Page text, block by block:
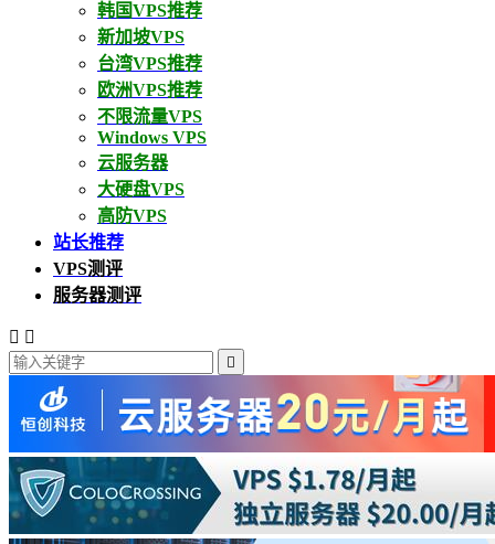
韩国VPS推荐
新加坡VPS
台湾VPS推荐
欧洲VPS推荐
不限流量VPS
Windows VPS
云服务器
大硬盘VPS
高防VPS
站长推荐
VPS测评
服务器测评
 
